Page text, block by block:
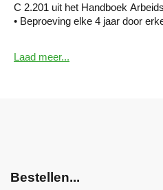
C 2.201 uit het Handboek
• Beproeving elke 4 jaar door
Laad meer...
Bestellen...